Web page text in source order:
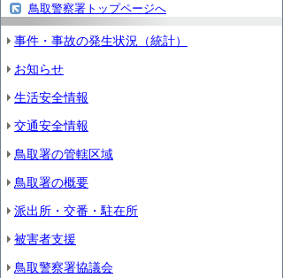
鳥取警察署トップページへ
事件・事故の発生状況（統計）
お知らせ
生活安全情報
交通安全情報
鳥取署の管轄区域
鳥取署の概要
派出所・交番・駐在所
被害者支援
鳥取警察署協議会